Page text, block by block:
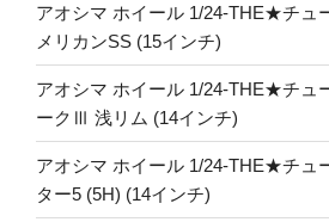
アオシマ ホイール 1/24-THE★チュ
メリカンSS (15インチ)
アオシマ ホイール 1/24-THE★チュ
ークⅢ 浅リム (14インチ)
アオシマ ホイール 1/24-THE★チュ
ター5 (5H) (14インチ)